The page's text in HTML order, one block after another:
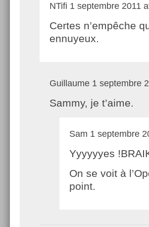
NTifi 1 septembre 2011
Certes n’empêche
ennuyeux.
Guillaume 1 septembre
Sammy, je t’aime.
Sam 1 septembre
Yyyyyyes
On se voit à
point.